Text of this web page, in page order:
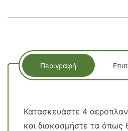
Περιγραφή
Κατασκευάστε 4
και διακοσμήστε τα όπως